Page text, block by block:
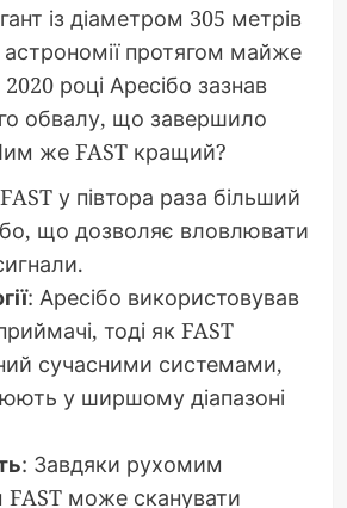
із діаметром 305 метрів
протягом майже
році Аресібо зазнав
обвалу, що завершило
же FAST кращий?
у півтора раза більший
що дозволяє вловлювати
: Аресібо використовував
тоді як FAST
сучасними системами,
у ширшому діапазоні
: Завдяки рухомим
FAST може сканувати